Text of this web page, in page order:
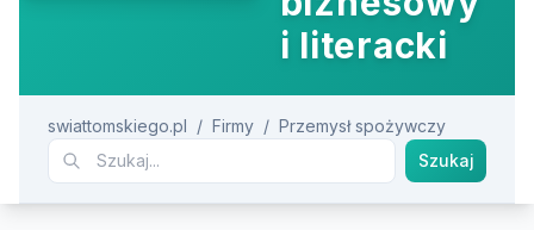
i literacki
swiattomskiego.pl / Firmy / Przemysł spożywczy
Szukaj